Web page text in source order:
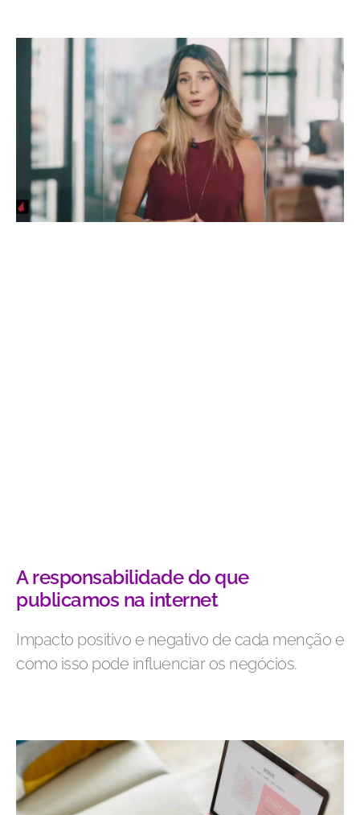
A responsabilidade do que
publicamos na internet
Impacto positivo e negativo de cada menção e
como isso pode influenciar os negócios.